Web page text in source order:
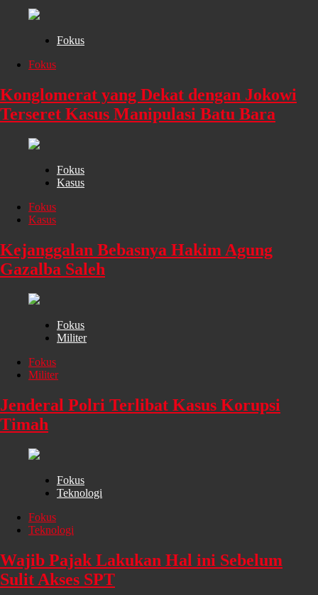
Fokus
Fokus
Konglomerat yang Dekat dengan Jokowi
Terseret Kasus Manipulasi Batu Bara
Fokus
Kasus
Fokus
Kasus
Kejanggalan Bebasnya Hakim Agung
Gazalba Saleh
Fokus
Militer
Fokus
Militer
Jenderal Polri Terlibat Kasus Korupsi
Timah
Fokus
Teknologi
Fokus
Teknologi
Wajib Pajak Lakukan Hal ini Sebelum
Sulit Akses SPT